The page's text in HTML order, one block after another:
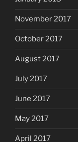
November 2017
October 2017
August 2017
July 2017
June 2017
May 2017
April 2017